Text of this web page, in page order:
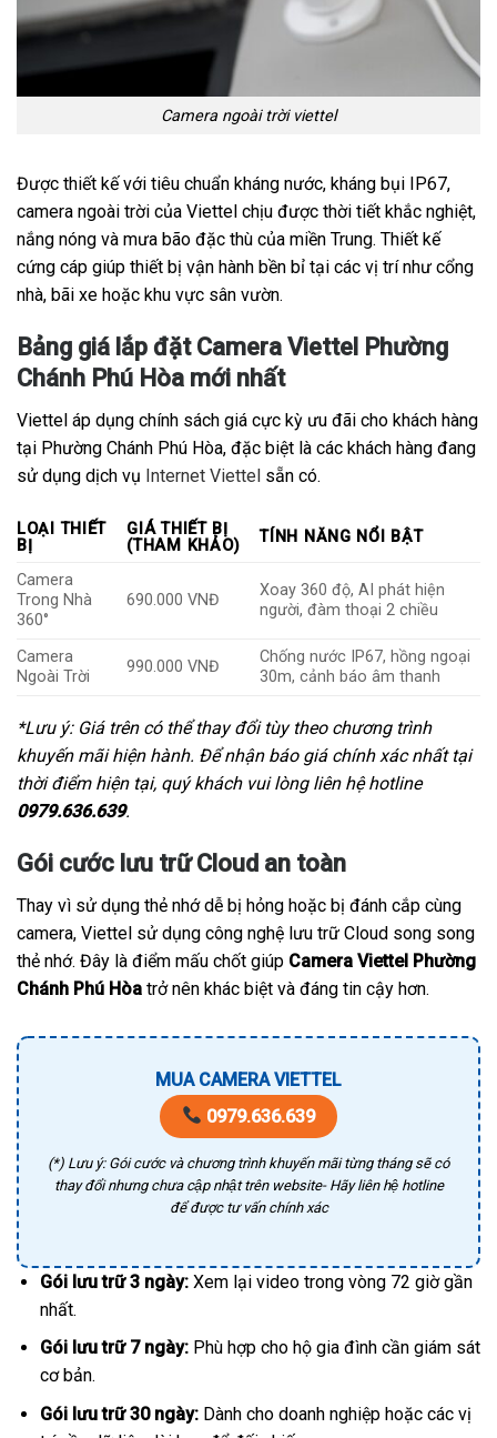
Camera ngoài trời viettel
Được thiết kế với tiêu chuẩn kháng nước, kháng bụi IP67,
camera ngoài trời của Viettel chịu được thời tiết khắc nghiệt,
nắng nóng và mưa bão đặc thù của miền Trung. Thiết kế
cứng cáp giúp thiết bị vận hành bền bỉ tại các vị trí như cổng
nhà, bãi xe hoặc khu vực sân vườn.
Bảng giá lắp đặt Camera Viettel Phường
Chánh Phú Hòa mới nhất
Viettel áp dụng chính sách giá cực kỳ ưu đãi cho khách hàng
tại Phường Chánh Phú Hòa, đặc biệt là các khách hàng đang
sử dụng dịch vụ Internet Viettel sẵn có.
LOẠI THIẾT
BỊ
GIÁ THIẾT BỊ
(THAM KHẢO)
TÍNH NĂNG NỔI BẬT
Camera
Trong Nhà
360°
690.000 VNĐ
Xoay 360 độ, AI phát hiện
người, đàm thoại 2 chiều
Camera
Ngoài Trời
990.000 VNĐ
Chống nước IP67, hồng ngoại
30m, cảnh báo âm thanh
*Lưu ý: Giá trên có thể thay đổi tùy theo chương trình
khuyến mãi hiện hành. Để nhận báo giá chính xác nhất tại
thời điểm hiện tại, quý khách vui lòng liên hệ hotline
0979.636.639.
Gói cước lưu trữ Cloud an toàn
Thay vì sử dụng thẻ nhớ dễ bị hỏng hoặc bị đánh cắp cùng
camera, Viettel sử dụng công nghệ lưu trữ Cloud song song
thẻ nhớ. Đây là điểm mấu chốt giúp Camera Viettel Phường
Chánh Phú Hòa trở nên khác biệt và đáng tin cậy hơn.
MUA CAMERA VIETTEL
0979.636.639
(*) Lưu ý: Gói cước và chương trình khuyến mãi từng tháng sẽ có
thay đổi nhưng chưa cập nhật trên website- Hãy liên hệ hotline
để được tư vấn chính xác
Gói lưu trữ 3 ngày:Xem lại video trong vòng 72 giờ gần
nhất.
Gói lưu trữ 7 ngày:Phù hợp cho hộ gia đình cần giám sát
cơ bản.
Gói lưu trữ 30 ngày:Dành cho doanh nghiệp hoặc các vị